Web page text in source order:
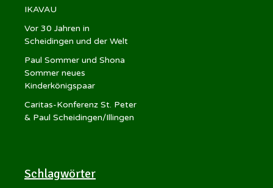
IKAVAU
Vor 30 Jahren in
Scheidingen und der Welt
Paul Sommer und Shona
Sommer neues
Kinderkönigspaar
Caritas-Konferenz St. Peter
& Paul Scheidingen/Illingen
Schlagwörter